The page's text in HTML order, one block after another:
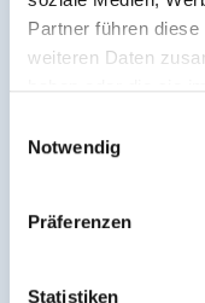
Partner führen
weiteren Daten
Notwendig
Präferenzen
Statistiken
AbMontag,
Malborn/
Ab dem04.07.2026